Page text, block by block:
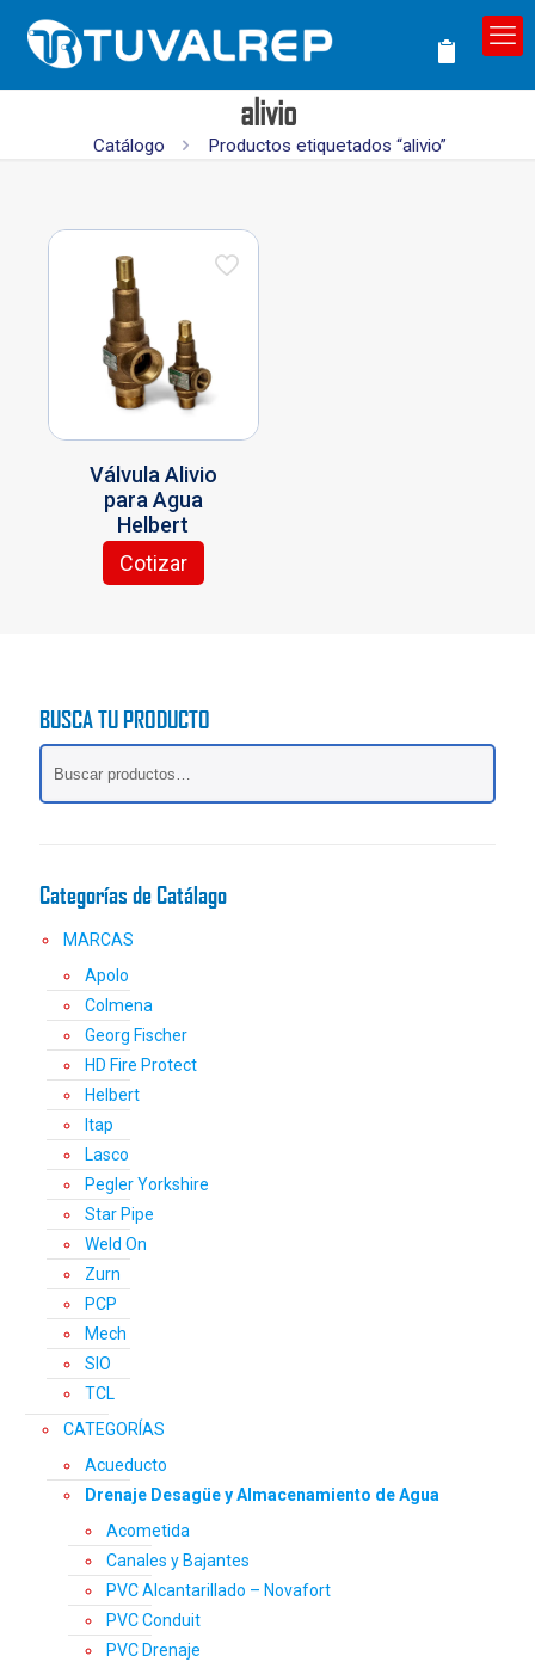
alivio
Catálogo Productos etiquetados “alivio”
Válvula Alivio
para Agua
Helbert
Cotizar
Este
opciones
se
pueden
elegir
de
BUSCA TU PRODUCTO
Categorías de Catálago
MARCAS
Apolo
Colmena
Georg Fischer
HD Fire Protect
Helbert
Itap
Lasco
Pegler Yorkshire
Star Pipe
Weld On
Zurn
PCP
Mech
SIO
TCL
CATEGORÍAS
Acueducto
Drenaje Desagüe y Almacenamiento de Agua
Acometida
Canales y Bajantes
PVC Alcantarillado – Novafort
PVC Conduit
PVC Drenaje